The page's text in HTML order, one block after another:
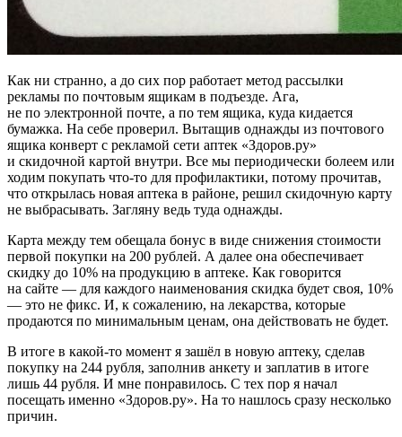
Как ни странно, а до сих пор работает метод рассылки
рекламы по почтовым ящикам в подъезде. Ага,
не по электронной почте, а по тем ящика, куда кидается
бумажка. На себе проверил. Вытащив однажды из почтового
ящика конверт с рекламой сети аптек «Здоров.ру»
и скидочной картой внутри. Все мы периодически болеем или
ходим покупать что-то для профилактики, потому прочитав,
что открылась новая аптека в районе, решил скидочную карту
не выбрасывать. Загляну ведь туда однажды.
Карта между тем обещала бонус в виде снижения стоимости
первой покупки на 200 рублей. А далее она обеспечивает
скидку до 10% на продукцию в аптеке. Как говорится
на сайте — для каждого наименования скидка будет своя, 10%
— это не фикс. И, к сожалению, на лекарства, которые
продаются по минимальным ценам, она действовать не будет.
В итоге в какой-то момент я зашёл в новую аптеку, сделав
покупку на 244 рубля, заполнив анкету и заплатив в итоге
лишь 44 рубля. И мне понравилось. С тех пор я начал
посещать именно «Здоров.ру». На то нашлось сразу несколько
причин.